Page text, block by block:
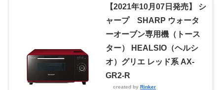
【2021年10月07日発売】 シ
ャープ SHARP ウォータ
ーオーブン専用機（トース
ター） HEALSIO（ヘルシ
オ）グリエ レッド系 AX-
GR2-R
created by Rinker